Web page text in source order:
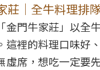
莊｜全牛料理排
金門牛家莊」以全
這裡的料理口味好
虛席，想吃一定要